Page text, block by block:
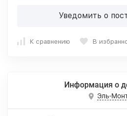
Уведомить о
К сравнению В
Информация о
Эль-